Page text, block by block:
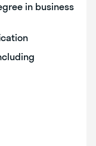
in business